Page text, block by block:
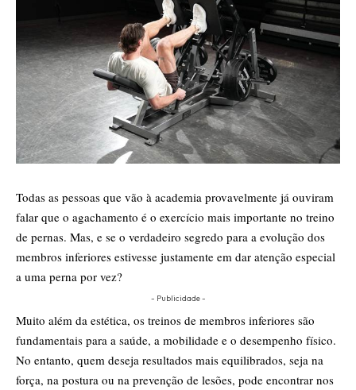
Todas as pessoas que vão à academia provavelmente já ouviram
falar que o agachamento é o exercício mais importante no treino
de pernas. Mas, e se o verdadeiro segredo para a evolução dos
membros inferiores estivesse justamente em dar atenção especial
a uma perna por vez?
- Publicidade -
Muito além da estética, os treinos de membros inferiores são
fundamentais para a saúde, a mobilidade e o desempenho físico.
No entanto, quem deseja resultados mais equilibrados, seja na
força, na postura ou na prevenção de lesões, pode encontrar nos